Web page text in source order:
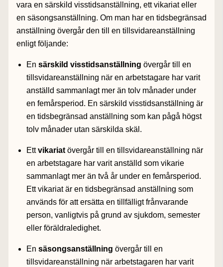
vara en särskild visstidsanställning, ett vikariat eller
en säsongsanställning. Om man har en tidsbegränsad
anställning övergår den till en tillsvidareanställning
enligt följande:
En särskild visstidsanställning övergår till en
tillsvidareanställning när en arbetstagare har varit
anställd sammanlagt mer än tolv månader under
en femårsperiod. En särskild visstidsanställning är
en tidsbegränsad anställning som kan pågå högst
tolv månader utan särskilda skäl.
Ettvikariatövergår till en tillsvidareanställning när
en arbetstagare har varit anställd som vikarie
sammanlagt mer än två år under en femårsperiod.
Ett vikariat är en tidsbegränsad anställning som
används för att ersätta en tillfälligt frånvarande
person, vanligtvis på grund av sjukdom, semester
eller föräldraledighet.
En säsongsanställning övergår till en
tillsvidareanställning när arbetstagaren har varit